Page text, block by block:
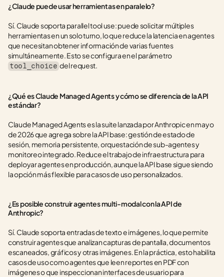
¿Claude puede usar herramientas en paralelo?
Sí. Claude soporta parallel tool use: puede solicitar múltiples
herramientas en un solo turno, lo que reduce la latencia en agentes
que necesitan obtener información de varias fuentes
tool_choice del request.
¿Qué es Claude Managed Agents y cómo se diferencia de la API
estándar?
Claude Managed Agents es la suite lanzada por Anthropic en mayo
de 2026 que agrega sobre la API base: gestión de estado de
sesión, memoria persistente, orquestación de sub-agentes y
monitoreo integrado. Reduce el trabajo de infraestructura para
deployar agentes en producción, aunque la API base sigue siendo
la opción más flexible para casos de uso personalizados.
¿Es posible construir agentes multi-modal con la API de
Anthropic?
Sí. Claude soporta entradas de texto e imágenes, lo que permite
construir agentes que analizan capturas de pantalla, documentos
escaneados, gráficos y otras imágenes. En la práctica, esto habilita
casos de uso como agentes que leen reportes en PDF con
imágenes o que inspeccionan interfaces de usuario para